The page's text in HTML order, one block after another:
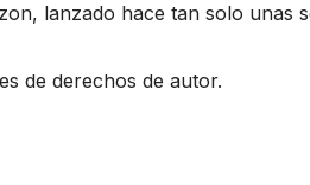
lanzado hace tan solo unas
de derechos de autor.